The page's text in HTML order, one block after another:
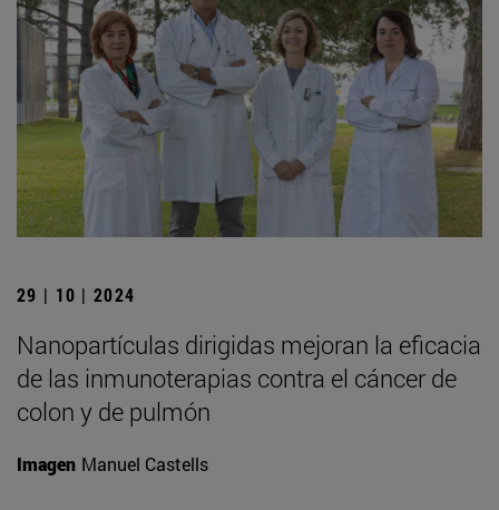
29 | 10 | 2024
Nanopartículas dirigidas mejoran la eficacia
de las inmunoterapias contra el cáncer de
colon y de pulmón
Imagen Manuel Castells